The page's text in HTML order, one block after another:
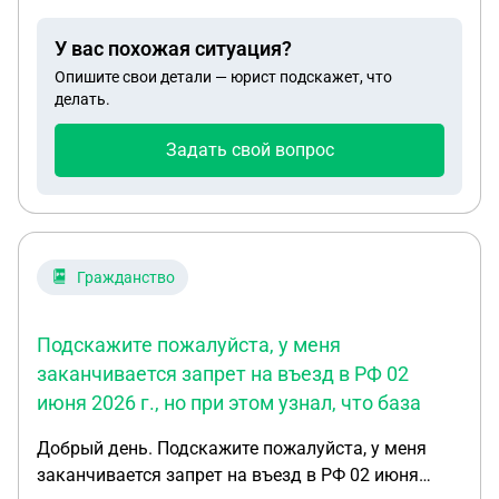
новый собственник. Достаточно ли будет
прекратить регистрацию перед продажей? Или
могут быть какие-то риски для меня в будущем и
У вас похожая ситуация?
Опишите свои детали — юрист подскажет, что
делать.
Задать свой вопрос
Гражданство
Подскажите пожалуйста, у меня
заканчивается запрет на въезд в РФ 02
июня 2026 г., но при этом узнал, что база
Добрый день. Подскажите пожалуйста, у меня
заканчивается запрет на въезд в РФ 02 июня